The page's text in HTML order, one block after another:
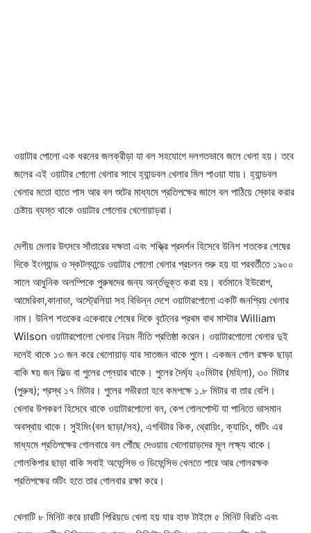
ওয়াটার পোলো এক ধরনের জলক্রীড়া যা বল সহযোগে দলগতভাবে জলে খেলা হয়। তবে
জলের এই ওয়াটার পোলো খেলার সাথে হ্যান্ডবল খেলার মিল পাওয়া যায়। হ্যান্ডবল
খেলার মতো হাতে পাস আর বল শুটের মাধ্যমে প্রতিপক্ষের জালে বল পাঠিয়ে স্কোর করার
চেষ্টায় ব্যস্ত থাকে ওয়াটার পোলোর খেলোয়াড়রা।
দেশীয় মেলার উৎসবে সাঁতারের দক্ষতা এবং শক্তি্র প্রদর্শন হিসেবে উনিশ শতকের শেষের
দিকে ইংল্যান্ড ও স্কটল্যান্ডে ওয়াটার পোলো খেলার প্রচলন শুরু হয় যা পরবর্তীতে ১৯০০
সালে আধুনিক অলম্পিকে পুরুষদের জন্য অর্ন্তভুক্ত করা হয়। বর্তমানে ইউরোপ,
আমেরিকা,কানাডা, অস্ট্রেলিয়া সহ বিভিন্ন দেশে ওয়াটারপোলো একটি জনপ্রিয় খেলার
নাম। উনিশ শতকের একেবারে শেষের দিকে বৃটেনের প্রথম বাথ মাস্টার William
Wilson ওয়াটারপোলো খেলার নিয়ম নীতি প্রতিষ্ঠা করেন। ওয়াটারপোলো খেলার দুই
দলেই থাকে ১৩ জন করে খেলোয়াড় যার সাতজন থাকে পুলে। একজন গোল রক্ষক ছাড়া
বাকি ছ্য় জন ফিল্ড বা পুলের প্লেয়ার থাকে। পুলের দৈর্ঘ্য ২০মিটার (মহিলা), ৩০ মিটার
(পুরুষ); প্রস্থ ১৭ মিটার। পুলের গভীরতা হবে কমপক্ষে ১.৮ মিটার বা তার বেশি।
খেলার উপকরণ হিসেবে থাকে ওয়াটারপোলো বল, কেপ গোলপোস্ট যা পানিতে ভাসমান
অবস্থায় থাকে। সুইমিং(বল ছাড়া/সহ), এগবিটার কিক, থ্রোয়িং, ক্যাচিং, শুটিং এর
মাধ্যমে প্রতিপক্ষের গোলবারে বল পৌঁছে দেওয়ায় খেলোয়াড়দের মূল লক্ষ্য থাকে।
গোলকিপার ছাড়া বাকি সবাই অফেন্সিভ ও ডিফেন্সিভ খেলতে পারে আর গোলরক্ষক
প্রতিপক্ষের শুটিং হতে তার গোলবার রক্ষা করে।
খেলাটি ৮ মিনিট করে চারটি পিরিয়ডে খেলা হয় যার হাফ টাইমে ৫ মিনিট বিরতি এবং